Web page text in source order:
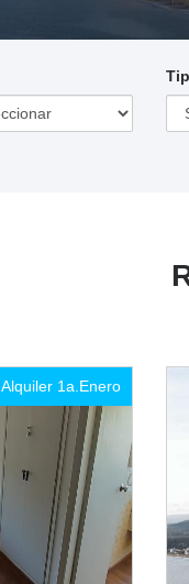
Alquiler 1a.Enero